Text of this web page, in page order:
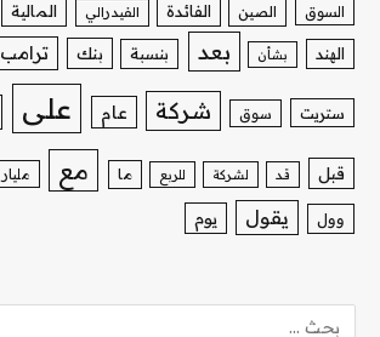
السوق الصين الفائدة الفيدرالي المالية
الهند بشأن بعد بنسبة بنك ترامب
ستريت سوق شركة عام على
قبل قد لشركة للربع ما مع مليار
وول يقول يوم